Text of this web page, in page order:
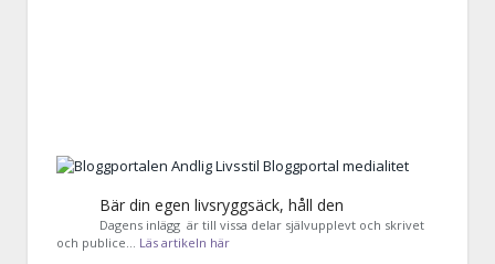
Bär din egen livsryggsäck, håll den
Dagens inlägg är till vissa delar självupplevt och skrivet
och publice… Läs artikeln här